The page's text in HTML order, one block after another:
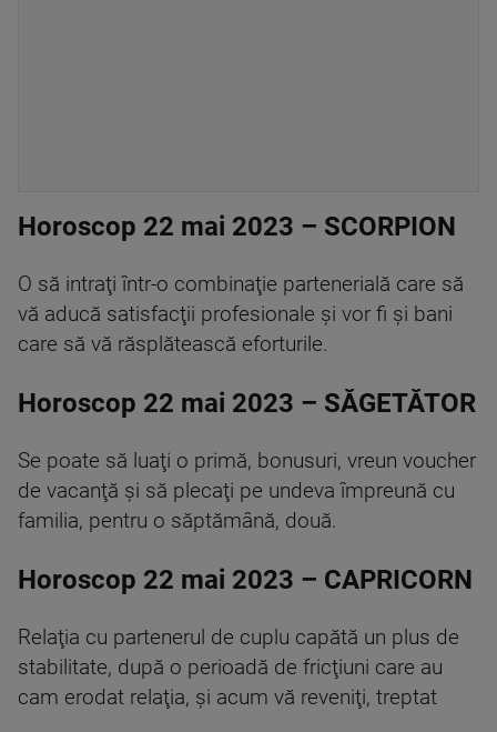
Horoscop 22 mai 2023 – SCORPION
O să intraţi într-o combinaţie partenerială care să
vă aducă satisfacţii profesionale şi vor fi şi bani
care să vă răsplătească eforturile.
Horoscop 22 mai 2023 – SĂGETĂTOR
Se poate să luaţi o primă, bonusuri, vreun voucher
de vacanţă şi să plecaţi pe undeva împreună cu
familia, pentru o săptămână, două.
Horoscop 22 mai 2023 – CAPRICORN
Relaţia cu partenerul de cuplu capătă un plus de
stabilitate, după o perioadă de fricţiuni care au
cam erodat relaţia, şi acum vă reveniţi, treptat